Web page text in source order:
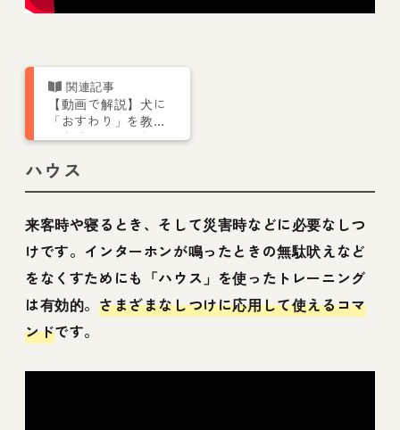
【動画で解説】犬に
「おすわり」を教え
る意味とは？ しつ
ても伝授
ハウス
来客時や寝るとき、そして災害時などに必要なしつ
けです。インターホンが鳴ったときの無駄吠えなど
をなくすためにも「ハウス」を使ったトレーニング
は有効的。 さまざまなしつけに応用して使えるコマ
ンドです。